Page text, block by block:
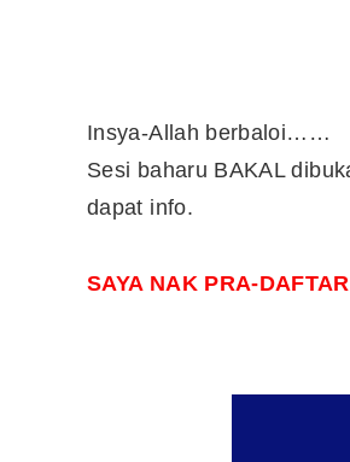
Insya-Allah berbaloi……
Sesi baharu BAKAL
dapat info.
SAYA NAK PRA-